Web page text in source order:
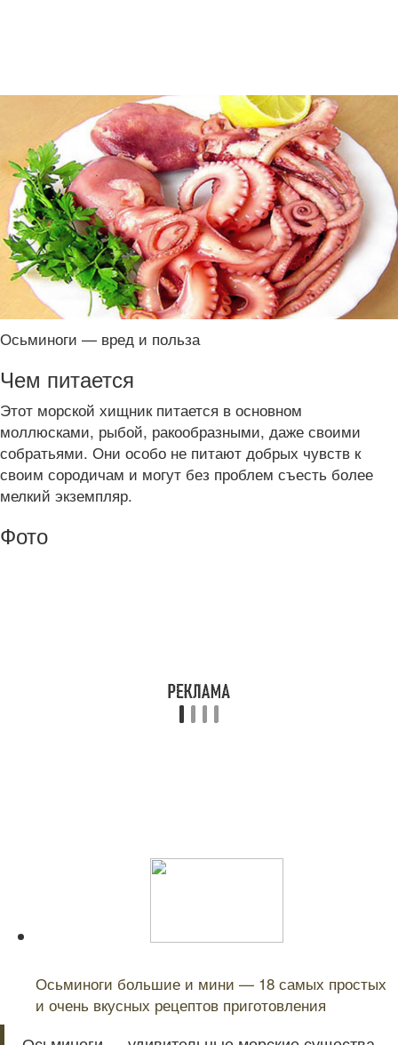
Осьминоги — вред и польза
Чем питается
Этот морской хищник питается в основном
моллюсками, рыбой, ракообразными, даже своими
собратьями. Они особо не питают добрых чувств к
своим сородичам и могут без проблем съесть более
мелкий экземпляр.
Фото
Осьминоги большие и мини — 18 самых простых
и очень вкусных рецептов приготовления